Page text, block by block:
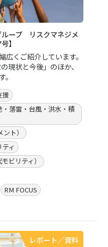
ープ リスクマネジメ
】
広くご紹介しています。
現状と今後」のほか、
援
落雷・台風・洪水・積
ト）
ィ
ビリティ）
RM FOCUS
レポート／資料